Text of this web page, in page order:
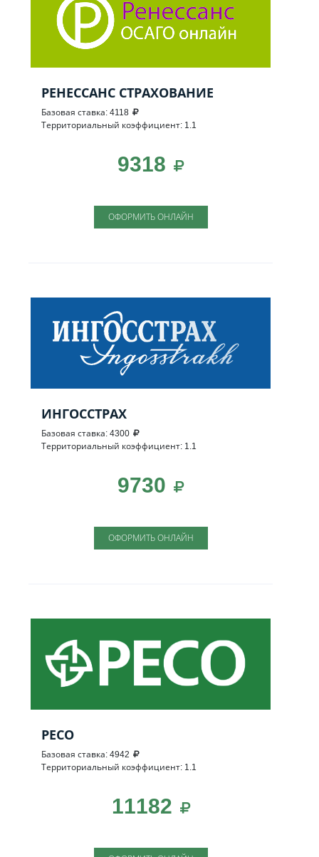
РЕНЕССАНС СТРАХОВАНИЕ
Базовая ставка: 4118
Территориальный коэффициент: 1.1
9318
ОФОРМИТЬ ОНЛАЙН
ИНГОССТРАХ
Базовая ставка: 4300
Территориальный коэффициент: 1.1
9730
ОФОРМИТЬ ОНЛАЙН
РЕСО
Базовая ставка: 4942
Территориальный коэффициент: 1.1
11182